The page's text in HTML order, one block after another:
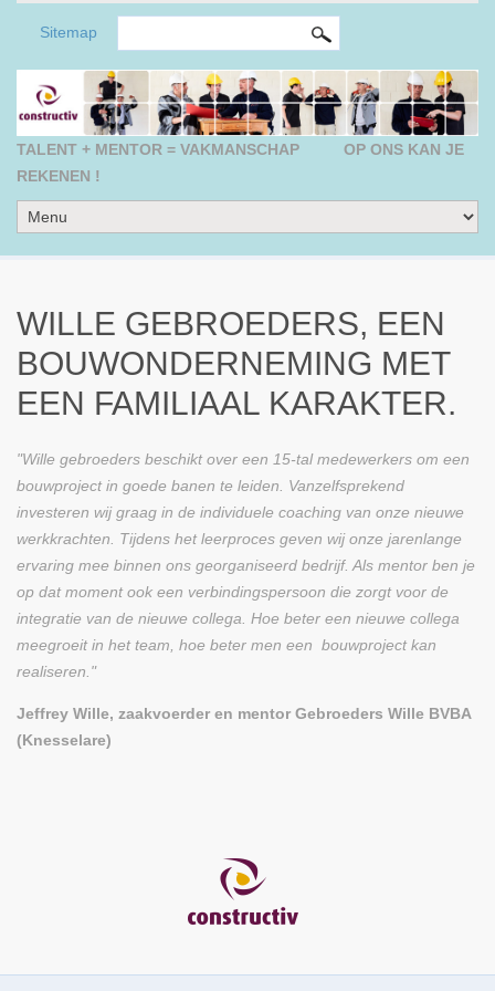
TALENT + MENTOR = VAKMANSCHAP
OP ONS KAN JE
REKENEN !
Sitemap
WILLE GEBROEDERS, EEN
BOUWONDERNEMING MET
EEN FAMILIAAL KARAKTER.
"Wille gebroeders beschikt over een 15-tal medewerkers om een
bouwproject in goede banen te leiden. Vanzelfsprekend
investeren wij graag in de individuele coaching van onze nieuwe
werkkrachten. Tijdens het leerproces geven wij onze jarenlange
ervaring mee binnen ons georganiseerd bedrijf. Als mentor ben je
op dat moment ook een verbindingspersoon die zorgt voor de
integratie van de nieuwe collega. Hoe beter een nieuwe collega
meegroeit in het team, hoe beter men een bouwproject kan
realiseren."
Jeffrey Wille, zaakvoerder en mentor Gebroeders Wille BVBA
(Knesselare)